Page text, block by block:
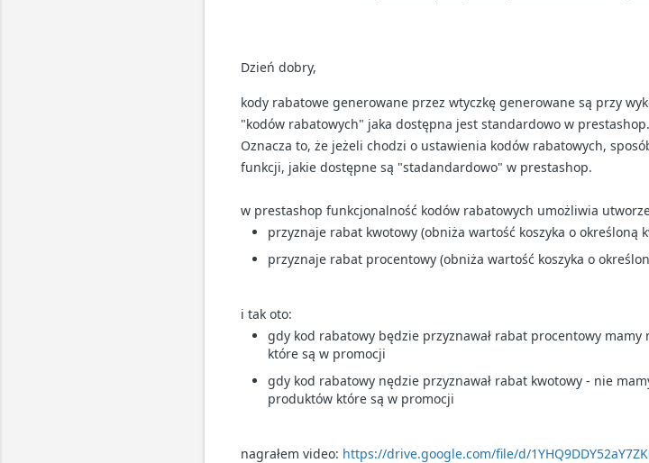
Dzień dobry,
kody rabatowe generowane przez wtyczkę generowane są przy
"kodów rabatowych" jaka dostępna jest standardowo w prestashop.
Oznacza to, że jeżeli chodzi o ustawienia kodów rabatowych,
funkcji, jakie dostępne są "stadandardowo" w prestashop.
w prestashop funkcjonalność kodów rabatowych umożliwia
przyznaje rabat kwotowy (obniża wartość koszyka o określoną
przyznaje rabat procentowy (obniża wartość koszyka o
i tak oto:
gdy kod rabatowy będzie przyznawał rabat procentowy
które są w promocji
gdy kod rabatowy nędzie przyznawał rabat kwotowy - nie
produktów które są w promocji
nagrałem video: https://drive.google.com/file/d/